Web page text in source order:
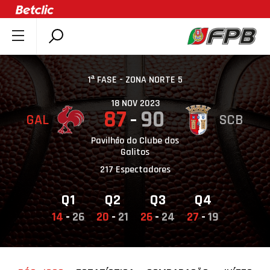
SOBRE A FPB
DOCUMENTOS
ÚLTIMAS
COMPETIÇÕES
ASSOCIAÇÕES
CLUBES
AGENTES
AGENDA
SELEÇÕES
MINIBASQUETE
1ª FASE - ZONA NORTE 5
18 NOV 2023
GAL 87 90 SCB
Pavilhão do Clube dos
Galitos
217 Espectadores
Q1
14-26
Q2
20-21
Q3
26-24
Q4
27-19